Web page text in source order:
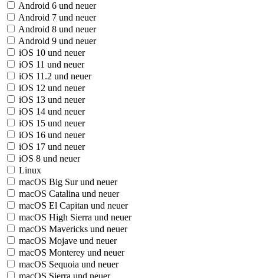
Android 6 und neuer
Android 7 und neuer
Android 8 und neuer
Android 9 und neuer
iOS 10 und neuer
iOS 11 und neuer
iOS 11.2 und neuer
iOS 12 und neuer
iOS 13 und neuer
iOS 14 und neuer
iOS 15 und neuer
iOS 16 und neuer
iOS 17 und neuer
iOS 8 und neuer
Linux
macOS Big Sur und neuer
macOS Catalina und neuer
macOS El Capitan und neuer
macOS High Sierra und neuer
macOS Mavericks und neuer
macOS Mojave und neuer
macOS Monterey und neuer
macOS Sequoia und neuer